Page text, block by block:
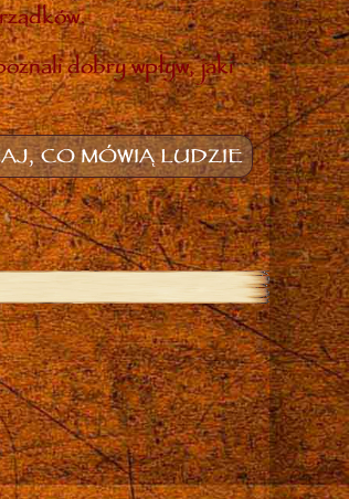
dobry wpływ, jaki
CO MÓWIĄ LUDZIE